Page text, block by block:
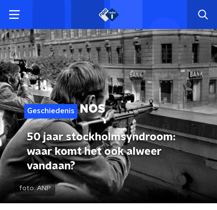
Geschiedenis
50 jaar stockholmsyndroom:
waar komt het ook alweer
vandaan?
foto:ANP